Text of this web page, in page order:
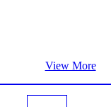
由度が高い https://st
20240925162633_7
ーズ株式会社 会社説
ど、レバレジーズの
ジーズグローバル、
託 (https://prtimes.jp/
View More